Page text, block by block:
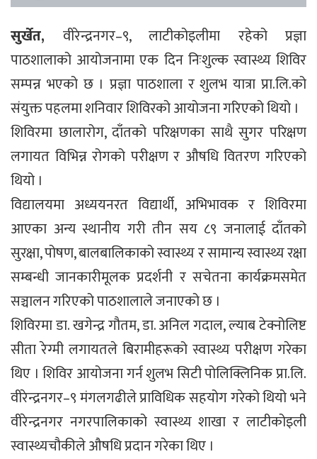
सुर्खेत, वीरेन्द्रनगर–९, लाटीकोइलीमा रहेको प्रज्ञा
पाठशालाको आयोजनामा एक दिन निःशुल्क स्वास्थ्य शिविर
सम्पन्न भएको छ । प्रज्ञा पाठशाला र शुलभ यात्रा प्रा.लि.को
संयुक्त पहलमा शनिवार शिविरको आयोजना गरिएको थियो ।
शिविरमा छालारोग, दाँतको परिक्षणका साथै सुगर परिक्षण
लगायत विभिन्न रोगको परीक्षण र औषधि वितरण गरिएको
थियो ।
विद्यालयमा अध्ययनरत विद्यार्थी, अभिभावक र शिविरमा
आएका अन्य स्थानीय गरी तीन सय ८९ जनालाई दाँतको
सुरक्षा, पोषण, बालबालिकाको स्वास्थ्य र सामान्य स्वास्थ्य रक्षा
सम्बन्धी जानकारीमूलक प्रदर्शनी र सचेतना कार्यक्रमसमेत
सञ्चालन गरिएको पाठशालाले जनाएको छ ।
शिविरमा डा. खगेन्द्र गौतम, डा. अनिल गदाल, ल्याब टेक्नोलिष्ट
सीता रेग्मी लगायतले बिरामीहरूको स्वास्थ्य परीक्षण गरेका
थिए । शिविर आयोजना गर्न शुलभ सिटी पोलिक्लिनिक प्रा.लि.
वीरेन्द्रनगर–९ मंगलगढीले प्राविधिक सहयोग गरेको थियो भने
वीरेन्द्रनगर नगरपालिकाको स्वास्थ्य शाखा र लाटीकोइली
स्वास्थ्यचौकीले औषधि प्रदान गरेका थिए ।